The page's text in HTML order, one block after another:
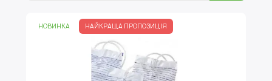
НОВИНКА НАЙКРАЩА ПРОПОЗИЦІЯ